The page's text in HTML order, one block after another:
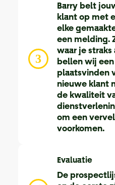
3
Barry belt
klant op met
elke
een melding.
waar je straks
bellen wij
plaatsvinden
nieuwe klant
de kwaliteit
om een
voorkomen.
Evaluatie
De